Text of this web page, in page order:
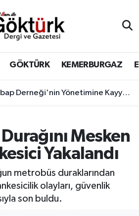
GÖKTÜRK KEMERBURGAZ
Derneği'nin Yönetimine Kayyum Atandı
Mesken
Yakalandı
metrobüs duraklarından
olayları, güvenlik
son buldu.
Durumu
Yoğunluk Haritası
Durumu ve Fikstür